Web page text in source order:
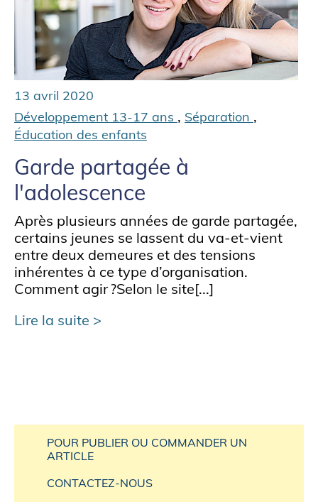
13 avril 2020
Développement 13-17 ans , Séparation ,
Éducation des enfants
Garde partagée à
l'adolescence
Après plusieurs années de garde partagée,
certains jeunes se lassent du va-et-vient
entre deux demeures et des tensions
inhérentes à ce type d’organisation.
Comment agir ?Selon le site[...]
Lire la suite
POUR PUBLIER OU COMMANDER UN
ARTICLE
CONTACTEZ-NOUS